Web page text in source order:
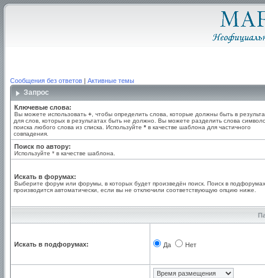
Сообщения без ответов | Активные темы
Запрос
Ключевые слова:
Вы можете использовать + , чтобы определить слова, которые должны быть в
для слов, которых в результатах быть не должно. Вы можете разделить слова
поиска любого слова из списка. Используйте * в качестве шаблона для частичного
совпадения.
Поиск по автору:
Используйте * в качестве шаблона.
Искать в форумах:
Выберите форум или форумы, в которых будет произведён поиск. Поиск в подфорумах
производится автоматически, если вы не отключили соответствующую опцию ниже.
Искать в подфорумах: Да Нет